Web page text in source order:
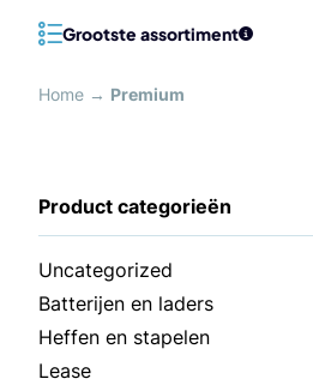
Grootste assortiment
Home → Premium
Uncategorized
Batterijen en laders
Heffen en stapelen
Lease